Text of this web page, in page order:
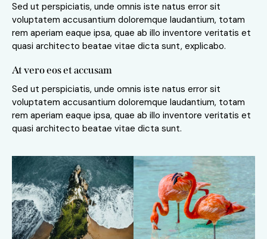
Sed ut perspiciatis, unde omnis iste natus error sit
voluptatem accusantium doloremque laudantium, totam
rem aperiam eaque ipsa, quae ab illo inventore veritatis et
quasi architecto beatae vitae dicta sunt, explicabo.
At vero eos et accusam
Sed ut perspiciatis, unde omnis iste natus error sit
voluptatem accusantium doloremque laudantium, totam
rem aperiam eaque ipsa, quae ab illo inventore veritatis et
quasi architecto beatae vitae dicta sunt.